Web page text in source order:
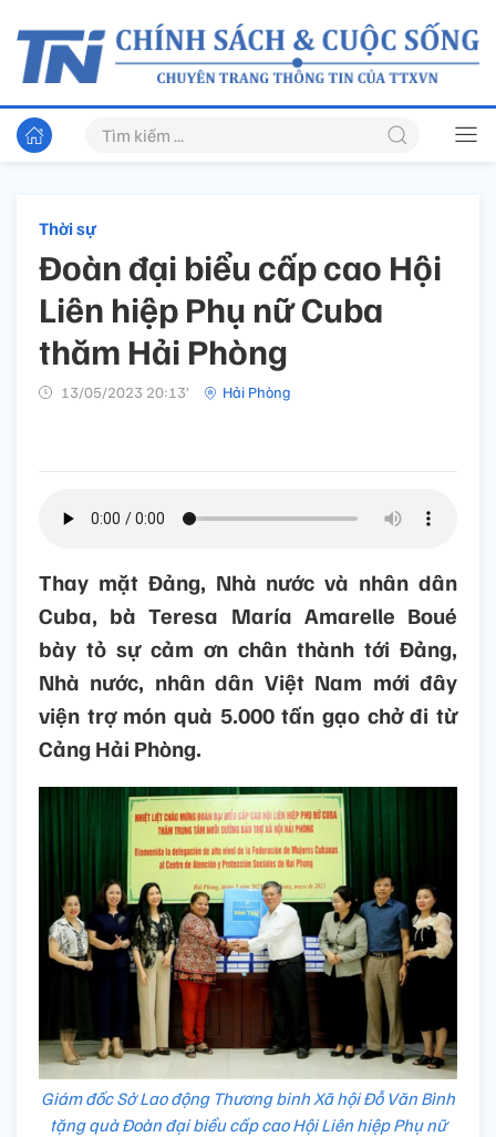
Thời sự
Đoàn đại biểu cấp cao Hội
Liên hiệp Phụ nữ Cuba
thăm Hải Phòng
13/05/2023 20:13’ Hải Phòng
Thay mặt Đảng, Nhà nước và nhân dân
Cuba, bà Teresa María Amarelle Boué
bày tỏ sự cảm ơn chân thành tới Đảng,
Nhà nước, nhân dân Việt Nam mới đây
viện trợ món quà 5.000 tấn gạo chở đi từ
Cảng Hải Phòng.
Giám đốc Sở Lao động Thương binh Xã hội Đỗ Văn Bình
tặng quà Đoàn đại biểu cấp cao Hội Liên hiệp Phụ nữ